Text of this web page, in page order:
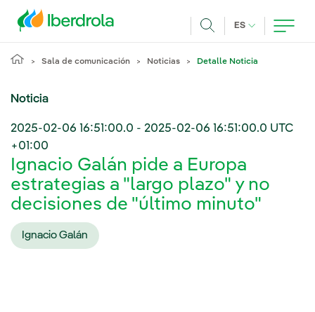
ES IDIOMA
Sala de comunicación Noticias Detalle Noticia
Noticia
2025-02-06 16:51:00.0 - 2025-02-06 16:51:00.0 UTC
+01:00
Ignacio Galán pide a Europa
estrategias a "largo plazo" y no
decisiones de "último minuto"
Ignacio Galán